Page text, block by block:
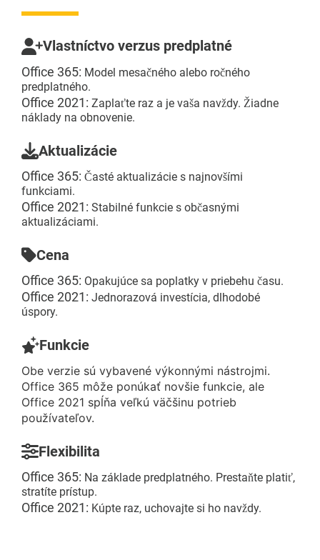
Vlastníctvo verzus predplatné
Office 365: Model mesačného alebo ročného
predplatného.
Office 2021: Zaplaťte raz a je vaša navždy. Žiadne
náklady na obnovenie.
Aktualizácie
Office 365: Časté aktualizácie s najnovšími
funkciami.
Office 2021: Stabilné funkcie s občasnými
aktualizáciami.
Cena
Office 365: Opakujúce sa poplatky v priebehu času.
Office 2021: Jednorazová investícia, dlhodobé
úspory.
Funkcie
Obe verzie sú vybavené výkonnými nástrojmi.
Office 365 môže ponúkať novšie funkcie, ale
Office 2021 spĺňa veľkú väčšinu potrieb
používateľov.
Flexibilita
Office 365: Na základe predplatného. Prestaňte platiť,
stratíte prístup.
Office 2021: Kúpte raz, uchovajte si ho navždy.